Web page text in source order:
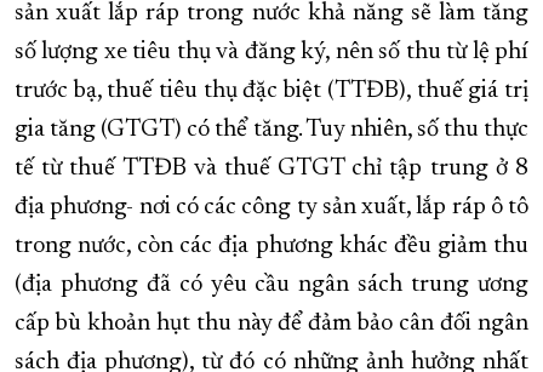
sản xuất lắp ráp trong nước khả năng sẽ làm tăng
số lượng xe tiêu thụ và đăng ký, nên số thu từ lệ phí
trước bạ, thuế tiêu thụ đặc biệt (TTĐB), thuế giá trị
gia tăng (GTGT) có thể tăng. Tuy nhiên, số thu thực
tế từ thuế TTĐB và thuế GTGT chỉ tập trung ở 8
địa phương- nơi có các công ty sản xuất, lắp ráp ô tô
trong nước, còn các địa phương khác đều giảm thu
(địa phương đã có yêu cầu ngân sách trung ương
cấp bù khoản hụt thu này để đảm bảo cân đối ngân
sách địa phương), từ đó có những ảnh hưởng nhất